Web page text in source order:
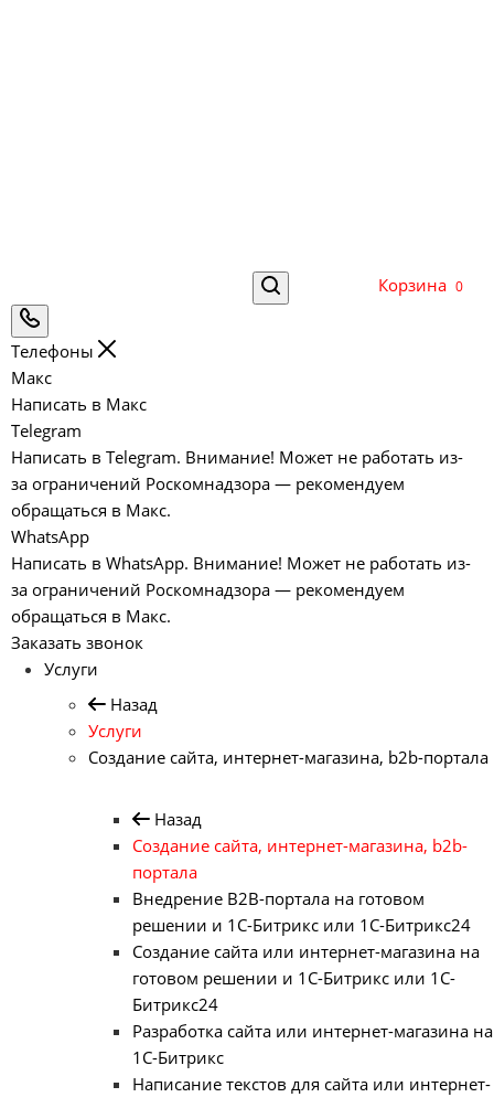
Корзина 0
Телефоны
Макс
Написать в Макс
Telegram
Написать в Telegram. Внимание! Может не работать из-
за ограничений Роскомнадзора — рекомендуем
обращаться в Макс.
WhatsApp
Написать в WhatsApp. Внимание! Может не работать из-
за ограничений Роскомнадзора — рекомендуем
обращаться в Макс.
Заказать звонок
Услуги
Назад
Услуги
Создание сайта, интернет-магазина, b2b-портала
Назад
Создание сайта, интернет-магазина, b2b-
портала
Внедрение B2B-портала на готовом
решении и 1С-Битрикс или 1С-Битрикс24
Создание сайта или интернет-магазина на
готовом решении и 1С-Битрикс или 1С-
Битрикс24
Разработка сайта или интернет-магазина на
1С-Битрикс
Написание текстов для сайта или интернет-